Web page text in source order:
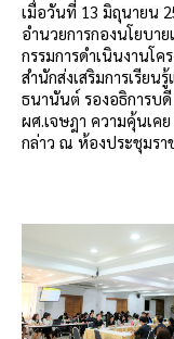
เมื่อวันที่ 13 มิถุนายน
อำนวยการกองนโยบา
กรรมการดำเนินงานโ
สำนักส่งเสริมการเรียน
ธนานันต์ รองอธิการบ
ผศ.เจษฎา ความคุ้นเค
กล่าว ณ ห้องประชุมร